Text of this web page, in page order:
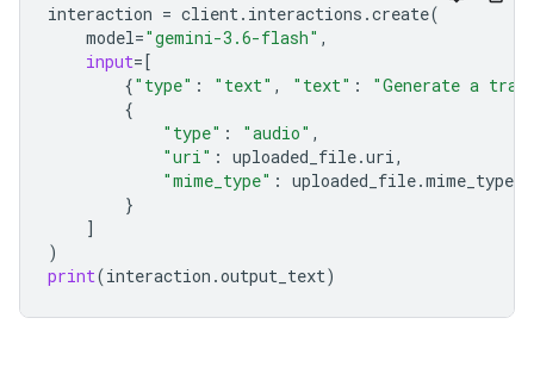
interaction = client . interactions .create(
model="gemini-3.6-flash" ,
input=[
{"type" : "text" , "text" :
"Generate a
{
"type" : "audio" ,
"uri" : uploaded_file.uri ,
"mime_type" : uploaded_file.mime_type
}
]
)
print(interaction .output_text)